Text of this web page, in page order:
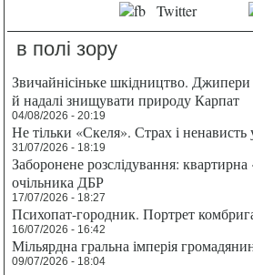
в полі зору
Звичайнісіньке шкідництво. Джипери
й надалі знищувати природу Карпат
04/08/2026 - 20:19
Не тільки «Скеля». Страх і
31/07/2026 - 18:19
Заборонене розслідування:
очільника ДБР
17/07/2026 - 18:27
Психопат-городник. Портрет
16/07/2026 - 16:42
Мільярдна гральна імперія
09/07/2026 - 18:04